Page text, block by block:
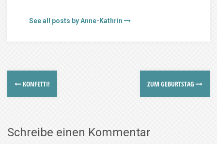
See all posts by Anne-Kathrin
KONFETTI! ZUM GEBURTSTAG
Schreibe einen Kommentar